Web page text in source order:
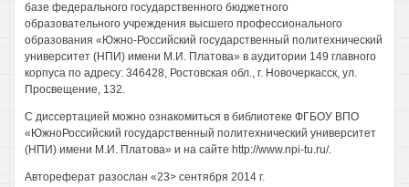
базе федерального государственного бюджетного
образовательного учреждения высшего профессионального
образования «Южно-Российский государственный политехнический
университет (НПИ) имени М.И. Платова» в аудитории 149 главного
корпуса по адресу: 346428, Ростовская обл., г. Новочеркасск, ул.
Просвещение, 132.
С диссертацией можно ознакомиться в библиотеке ФГБОУ ВПО
«ЮжноРоссийский государственный политехнический университет
(НПИ) имени М.И. Платова» и на сайте http://www.npi-tu.ru/.
Автореферат разослан «23> сентября 2014 г.